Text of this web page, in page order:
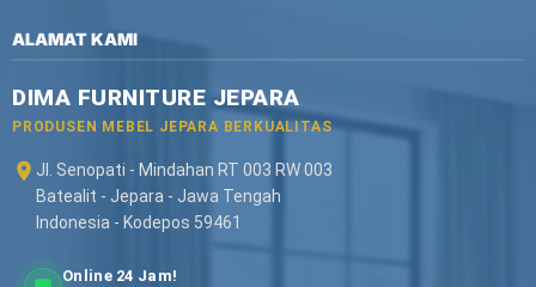
ALAMAT KAMI
DIMA FURNITURE JEPARA
PRODUSEN MEBEL JEPARA BERKUALITAS
Jl. Senopati - Mindahan RT 003 RW 003
Batealit - Jepara - Jawa Tengah
Indonesia - Kodepos 59461
Online 24 Jam!